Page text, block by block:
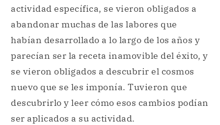
actividad específica, se vieron obligados a
abandonar muchas de las labores que
habían desarrollado a lo largo de los años y
parecían ser la receta inamovible del éxito, y
se vieron obligados a descubrir el cosmos
nuevo que se les imponía. Tuvieron que
descubrirlo y leer cómo esos cambios podían
ser aplicados a su actividad.